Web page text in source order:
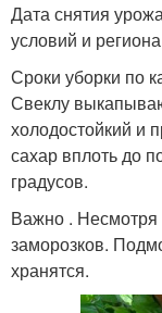
Дата снятия
условий и
Сроки уборки по
Свеклу
холодостойкий и
сахар вплоть до
градусов.
Важно . Несмотря
заморозков.
хранятся.